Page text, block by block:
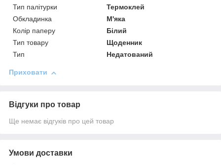
Тип палітурки
Термоклей
Обкладинка
М'яка
Колір паперу
Білий
Тип товару
Щоденник
Тип
Недатований
Приховати
Відгуки про товар
Ще немає відгуків про цей товар
Умови доставки